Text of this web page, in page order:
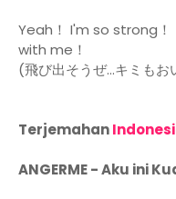
Yeah！ I'm so strong
with me！
(飛び出そうぜ...キミもお
Terjemahan
ANGERME - Aku ini